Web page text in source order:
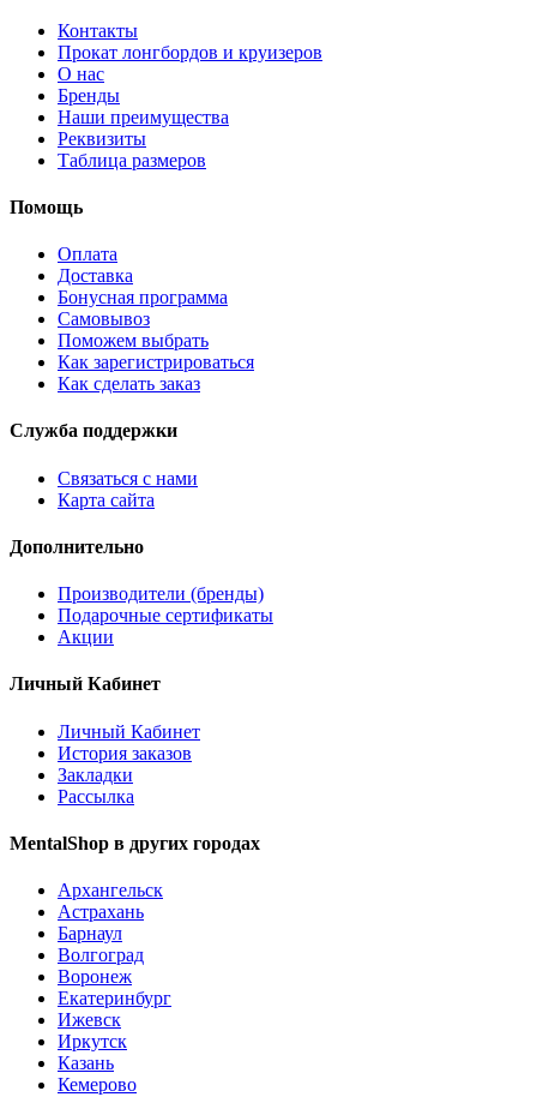
Контакты
Прокат лонгбордов и круизеров
О нас
Бренды
Наши преимущества
Реквизиты
Таблица размеров
Помощь
Оплата
Доставка
Бонусная программа
Самовывоз
Поможем выбрать
Как зарегистрироваться
Как сделать заказ
Служба поддержки
Связаться с нами
Карта сайта
Дополнительно
Производители (бренды)
Подарочные сертификаты
Акции
Личный Кабинет
Личный Кабинет
История заказов
Закладки
Рассылка
MentalShop в других городах
Архангельск
Астрахань
Барнаул
Волгоград
Воронеж
Екатеринбург
Ижевск
Иркутск
Казань
Кемерово